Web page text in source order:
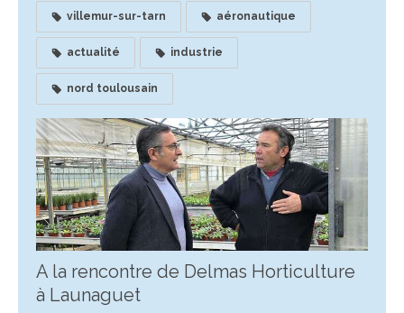
villemur-sur-tarn aéronautique
actualité industrie
nord toulousain
A la rencontre de Delmas Horticulture
à Launaguet